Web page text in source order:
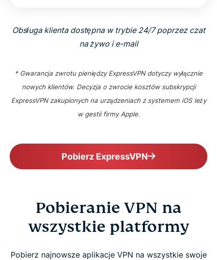
Obsługa klienta dostępna w trybie 24/7 poprzez czat
na żywo i e-mail
* Gwarancja zwrotu pieniędzy ExpressVPN dotyczy wyłącznie
nowych klientów. Decyzja o zwrocie kosztów subskrypcji
ExpressVPN zakupionych na urządzeniach z systemem iOS leży
w gestii firmy Apple.
Pobierz ExpressVPN
Pobieranie VPN na
wszystkie platformy
Pobierz najnowsze aplikacje VPN na wszystkie swoje